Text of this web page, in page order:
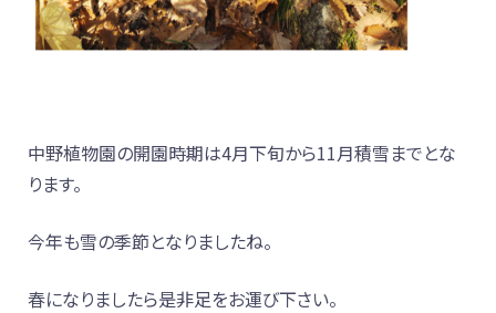
中野植物園の開園時期は4月下旬から11月積雪までとな
ります。
今年も雪の季節となりましたね。
春になりましたら是非足をお運び下さい。